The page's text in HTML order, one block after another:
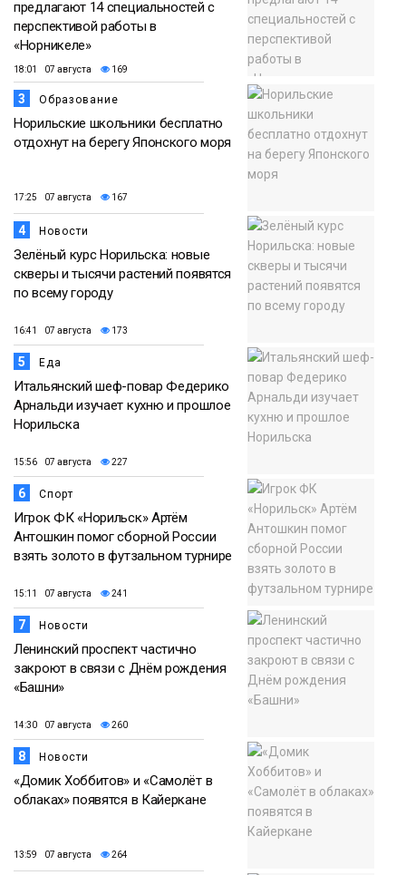
предлагают 14 специальностей с
перспективой работы в
«Норникеле»
18:01 07 августа 169
3 Образование
Норильские школьники бесплатно
отдохнут на берегу Японского моря
17:25 07 августа 167
4 Новости
Зелёный курс Норильска: новые
скверы и тысячи растений появятся
по всему городу
16:41 07 августа 173
5 Еда
Итальянский шеф-повар Федерико
Арнальди изучает кухню и прошлое
Норильска
15:56 07 августа 227
6 Спорт
Игрок ФК «Норильск» Артём
Антошкин помог сборной России
взять золото в футзальном турнире
15:11 07 августа 241
7 Новости
Ленинский проспект частично
закроют в связи с Днём рождения
«Башни»
14:30 07 августа 260
8 Новости
«Домик Хоббитов» и «Самолёт в
облаках» появятся в Кайеркане
13:59 07 августа 264